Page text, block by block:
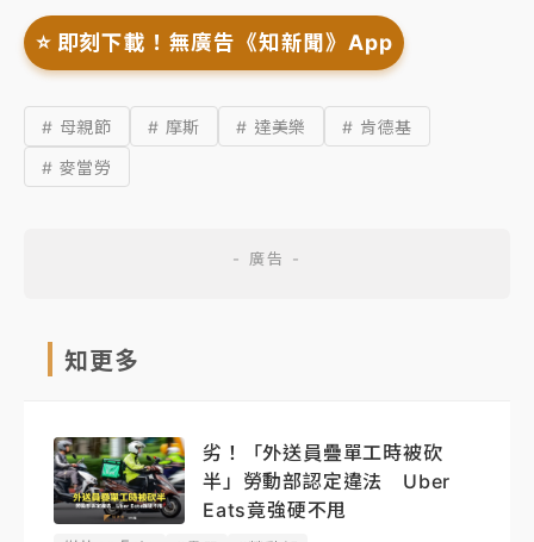
⭐️ 即刻下載！無廣告《知新聞》App
# 母親節 # 摩斯 # 達美樂
# 肯德基
# 麥當勞
知更多
劣！「外送員疊單工時被砍
半」勞動部認定違法 Uber
Eats竟強硬不甩